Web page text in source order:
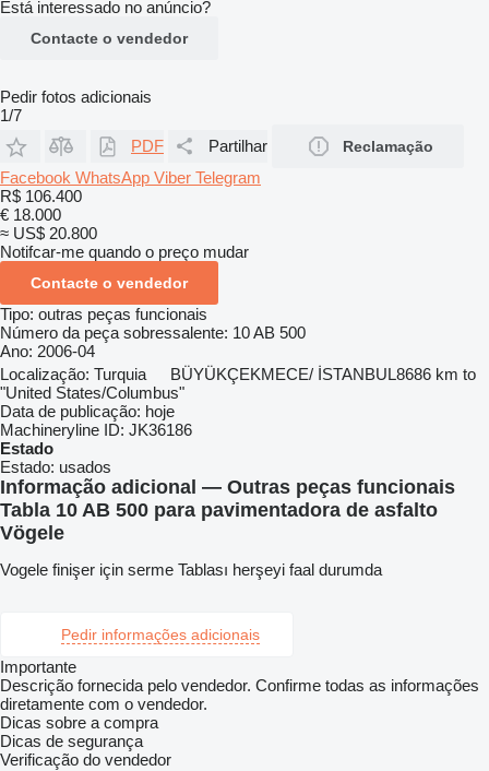
Está interessado no anúncio?
Contacte o vendedor
Pedir fotos adicionais
1/7
PDF
Partilhar Reclamação
Facebook WhatsApp Viber Telegram
R$ 106.400
€ 18.000
≈ US$ 20.800
Notifcar-me quando o preço mudar
Contacte o vendedor
Tipo: outras peças funcionais
Número da peça sobressalente: 10 AB 500
Ano: 2006-04
Localização: Turquia BÜYÜKÇEKMECE/ İSTANBUL8686 km to
"United States/Columbus"
Data de publicação: hoje
Machineryline ID: JK36186
Estado
Estado: usados
Informação adicional — Outras peças funcionais
Tabla 10 AB 500 para pavimentadora de asfalto
Vögele
Vogele finişer için serme Tablası herşeyi faal durumda
Pedir informações adicionais
Importante
Descrição fornecida pelo vendedor. Confirme todas as informações
diretamente com o vendedor.
Dicas sobre a compra
Dicas de segurança
Verificação do vendedor